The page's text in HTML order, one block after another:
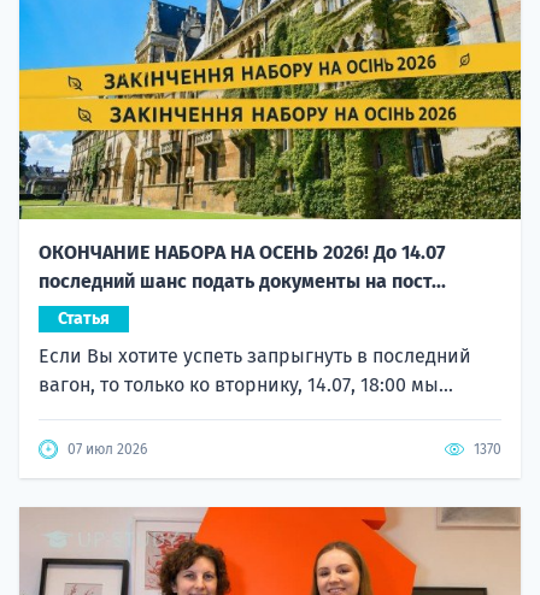
ОКОНЧАНИЕ НАБОРА НА ОСЕНЬ 2026! До 14.07
последний шанс подать документы на пост...
Статья
Если Вы хотите успеть запрыгнуть в последний
вагон, то только ко вторнику, 14.07, 18:00 мы...
07 июл 2026 1370